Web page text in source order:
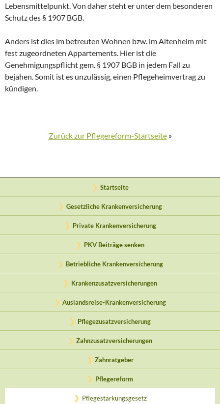
Lebensmittelpunkt. Von daher steht er unter dem besonderen
Schutz des § 1907 BGB.
Anders ist dies im betreuten Wohnen bzw. im Altenheim mit
fest zugeordneten Appartements. Hier ist die
Genehmigungspflicht gem. § 1907 BGB in jedem Fall zu
bejahen. Somit ist es unzulässig, einen Pflegeheimvertrag zu
kündigen.
Zurück zur Pflegereform-Startseite»
Startseite
Gesetzliche Krankenversicherung
Private Krankenversicherung
PKV Beiträge senken
Betriebliche Krankenversicherung
Krankenzusatzversicherungen
Auslandsreise-Krankenversicherung
Pflegezusatzversicherung
Zahnzusatzversicherungen
Zahnratgeber
Pflegereform
Pflegestärkungsgesetz